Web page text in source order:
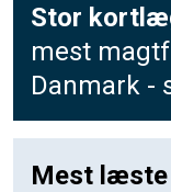
Stor
mest
Danmark -
Mest læste